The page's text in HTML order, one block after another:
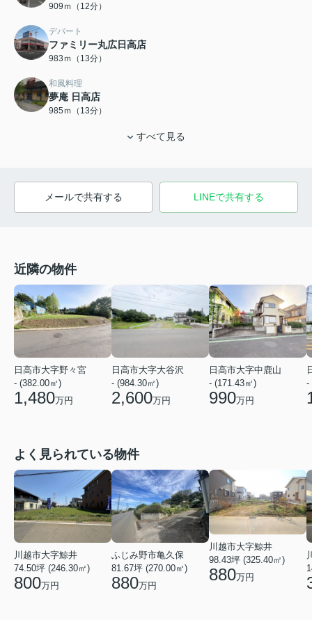
909ｍ（12分）
デパート
ファミリー丸広日高店
983ｍ（13分）
和風料理
夢庵 日高店
985ｍ（13分）
すべて見る
メールで共有する LINEで共有する
近隣の物件
日高市大字野々宮
- (382.00㎡)
1,480万円
日高市大字大谷沢
- (984.30㎡)
2,600万円
日高市大字中鹿山
- (171.43㎡)
990万円
-
よく見られている物件
川越市大字鯨井
74.50坪 (246.30㎡)
800万円
ふじみ野市亀久保
81.67坪 (270.00㎡)
880万円
川越市大字鯨井
98.43坪 (325.40㎡)
880万円